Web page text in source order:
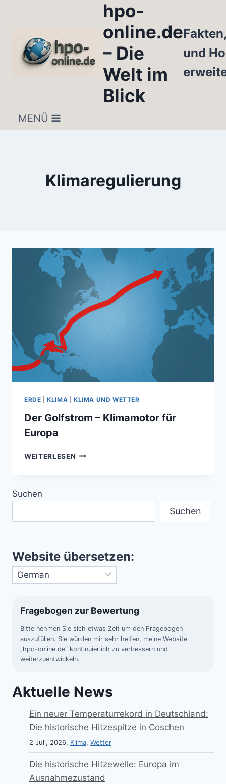
hpo-
online.de
– Die
Welt im
Blick
und
MENÜ
Klimaregulierung
ERDE |KLIMA KLIMA UND WETTER
Der Golfstrom – Klimamotor für
Europa
WEITERLESEN DER
Suchen
Suchen
Website übersetzen:
Fragebogen zur Bewertung
Bitte nehmen Sie sich etwas Zeit um den Fragebogen
auszufüllen. Sie würden mir sehr helfen, meine Website
„hpo-online.de“ kontinuierlich zu verbessern und
weiterzuentwickeln.
Aktuelle News
Ein neuer Temperaturrekord in Deutschland:
Die historische Hitzespitze in Coschen
2 Juli, 2026, Klima, Wetter
Die historische Hitzewelle: Europa im
Ausnahmezustand